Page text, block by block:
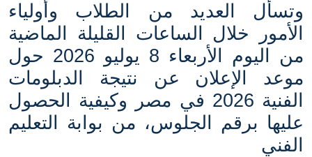
وتسأل العديد من الطلاب وأولياء
الأمور خلال الساعات القليلة الماضية
من اليوم الأربعاء 8 يوليو 2026 حول
موعد الإعلان عن نتيجة الدبلومات
الفنية 2026 في مصر وكيفية الحصول
عليها برقم الجلوس، من بوابة التعليم
الفني